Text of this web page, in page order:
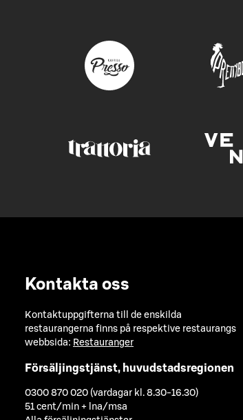
Kontakta oss
Kontaktuppgifterna till de enskilda
restaurangerna finns på respektive restaurangs
webbsida: Restauranger
Försäljingstjänst, huvudstadsregionen
0300 870 020 (vardagar kl. 8.30-16.30)
51 cent/min + lna/msa